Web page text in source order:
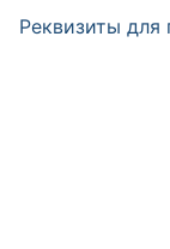
Реквизиты для